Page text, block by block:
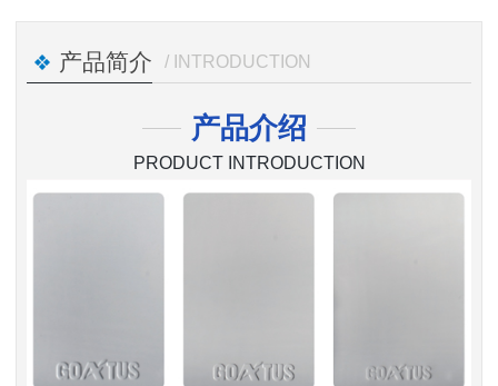
产品简介 / INTRODUCTION
产品介绍
PRODUCT INTRODUCTION